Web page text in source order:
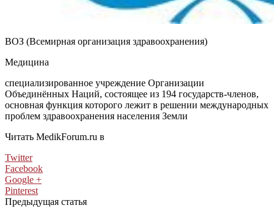
ВОЗ (Всемирная организация здравоохранения)
Медицина
специализированное учреждение Организации
Объединённых Наций, состоящее из 194 государств-членов,
основная функция которого лежит в решении международных
проблем здравоохранения населения Земли
Читать MedikForum.ru в
Twitter
Facebook
Google +
Pinterest
Предыдущая статья